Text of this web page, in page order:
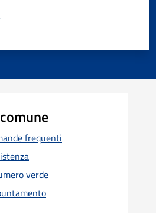
frequenti
verde